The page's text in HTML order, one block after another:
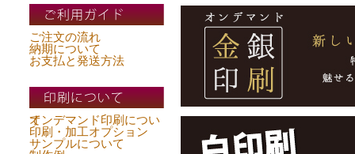
ご注文の流れ
納期について
お支払と発送方法
オンデマンド印刷について
印刷・加工オプション
サンプルについて